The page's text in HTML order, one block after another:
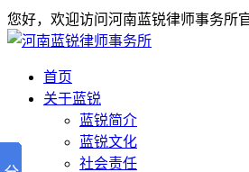
您好，欢迎访问河南蓝锐律师事务所官
首页
关于蓝锐
蓝锐简介
蓝锐文化
社会责任